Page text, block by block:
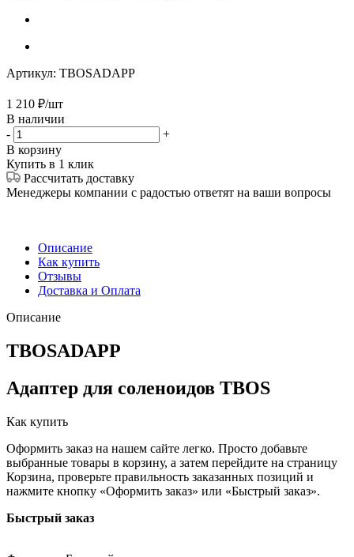
Артикул: TBOSADAPP
1 210 ₽/шт
В наличии
-
+
В корзину
Купить в 1 клик
Рассчитать доставку
Менеджеры компании с радостью ответят на ваши вопросы
Описание
Как купить
Отзывы
Доставка и Оплата
Описание
TBOSADAPP
Адаптер для соленоидов TBOS
Как купить
Оформить заказ на нашем сайте легко. Просто добавьте
выбранные товары в корзину, а затем перейдите на страницу
Корзина, проверьте правильность заказанных позиций и
нажмите кнопку «Оформить заказ» или «Быстрый заказ».
Быстрый заказ